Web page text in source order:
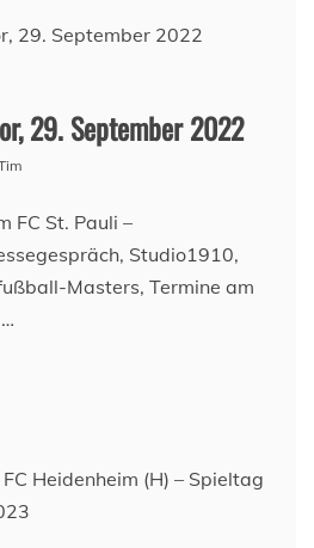
29. September 2022
FC St. Pauli –
Studio1910,
Masters, Termine am